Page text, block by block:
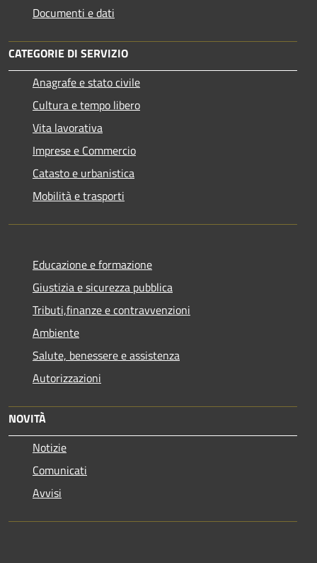
Documenti e dati
CATEGORIE DI SERVIZIO
Anagrafe e stato civile
Cultura e tempo libero
Vita lavorativa
Imprese e Commercio
Catasto e urbanistica
Mobilità e trasporti
Educazione e formazione
Giustizia e sicurezza pubblica
Tributi,finanze e contravvenzioni
Ambiente
Salute, benessere e assistenza
Autorizzazioni
NOVITÀ
Notizie
Comunicati
Avvisi